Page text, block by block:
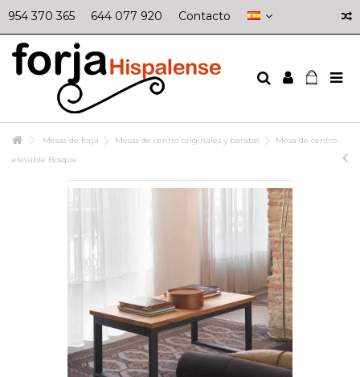
954 370 365 644 077 920 Contacto
Mesas de forja Mesas de centro originales y baratas
Mesa de centro
elevable Bosque